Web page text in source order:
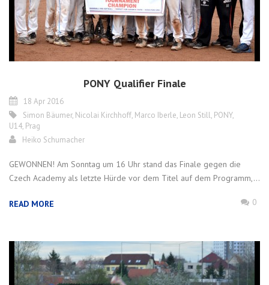
PONY Qualifier Finale
18 Apr 2016
Simon Bäumer, Nicolai Kirchhoff, Marco Iberle, Leon Still, PONY,
U14, Prag
Heiko Schumacher
GEWONNEN! Am Sonntag um 16 Uhr stand das Finale gegen die
Czech Academy als letzte Hürde vor dem Titel auf dem Programm,...
READ MORE 0